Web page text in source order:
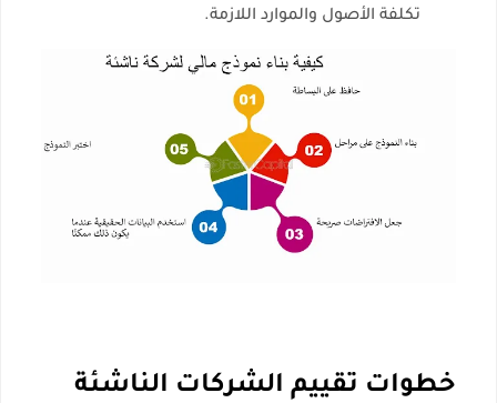
تكلفة الأصول والموارد اللازمة.
خطوات تقييم الشركات الناشئة